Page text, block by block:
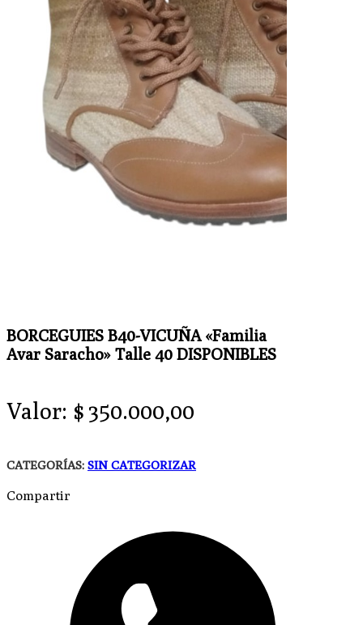
BORCEGUIES B40-VICUÑA «Familia
Avar Saracho» Talle 40 DISPONIBLES
Valor: $ 350.000,00
CATEGORÍAS: SIN CATEGORIZAR
Compartir